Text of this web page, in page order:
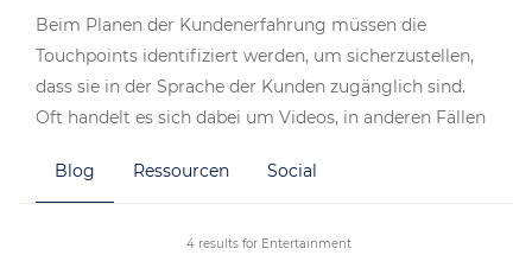
Beim Planen der Kundenerfahrung müssen die
Touchpoints identifiziert werden, um sicherzustellen,
dass sie in der Sprache der Kunden zugänglich sind.
Oft handelt es sich dabei um Videos, in anderen Fällen
Content. TransPerfect bietet einen umfassenden
Lösungsansatz, der das digitale Umfeld Ihrer Kunden
berücksichtigt, um eine angemessene
Blog Ressourcen Social
4 results for Entertainment